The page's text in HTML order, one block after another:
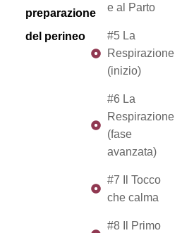
preparazione
del perineo
e al Parto
#5 La
Respirazione
(inizio)
#6 La
Respirazione
(fase
avanzata)
#7 Il Tocco
che calma
#8 Il Primo